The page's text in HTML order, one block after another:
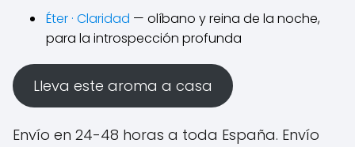
Éter · Claridad — olíbano y reina de la noche,
para la introspección profunda
Lleva este aroma a casa
Envío en 24-48 horas a toda España. Envío